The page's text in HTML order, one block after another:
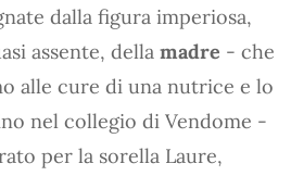
dalla figura imperiosa,
assente, della madre - che
alle cure di una nutrice e lo
nel collegio di Vendome -
per la sorella Laure,